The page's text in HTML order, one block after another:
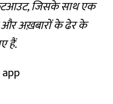
जिसके साथ एक
और अख़बारों के ढेर के
हैं.